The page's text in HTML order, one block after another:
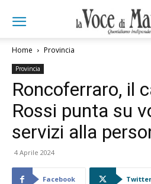
Home Provincia
Provincia
Roncoferraro, il
Rossi punta su
servizi alla
4 Aprile 2024
Facebook Twitter